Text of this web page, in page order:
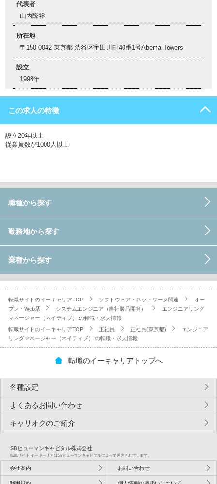
代表者
山内隆裕
所在地
〒150-0042 東京都 渋谷区宇田川町40番1号Abema Towers
設立
1998年
この求人の特徴
設立20年以上
従業員数が1000人以上
職種から探す
勤務地から探す
業種から探す
転職サイトのイーキャリアTOP ソフトウェア・ネットワーク関連
オー
プン・Web系
システムエンジニア（自社製品開発）
エンジニアリング
マネージャー（ネイティブ）.の転職・求人情報
転職サイトのイーキャリアTOP
正社員 正社員(東京都)
エンジニア
リングマネージャー（ネイティブ）.の転職・求人情報
転職のイーキャリアトップへ
各種設定
よくあるお問い合わせ
キャリオクのご紹介
SBヒューマンキャピタル株式会社
転職サイト イーキャリアはSBヒューマンキャピタルによって運営されています。
会社案内 お問い合わせ